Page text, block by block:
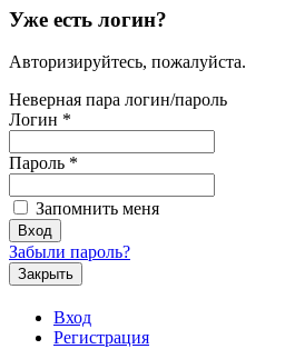
Уже есть логин?
Авторизируйтесь, пожалуйста.
Неверная пара логин/пароль
Логин *
Пароль *
Запомнить меня
Забыли пароль?
Закрыть
Вход
Регистрация